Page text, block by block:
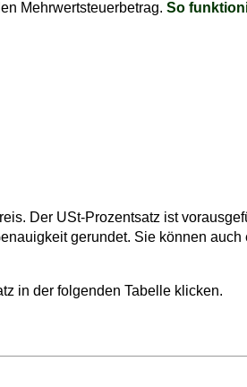
Mehrwertsteuerbetrag. So
Der USt-Prozentsatz ist
gerundet. Sie können auch
in der folgenden Tabelle klicken.